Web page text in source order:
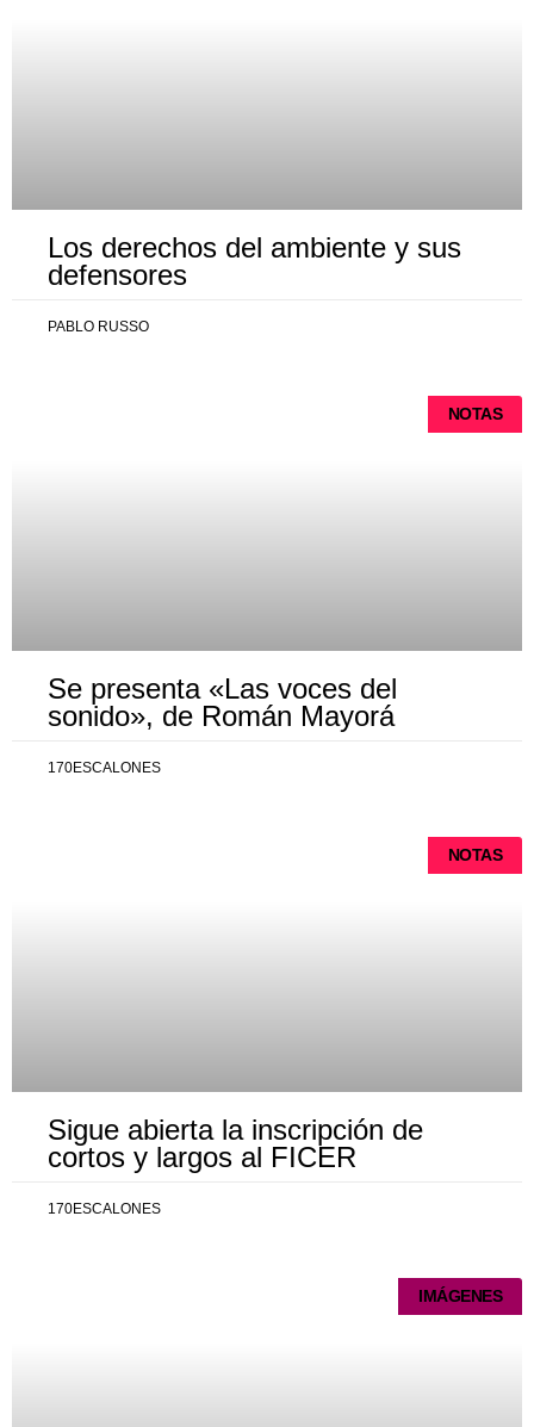
Los derechos del ambiente y sus
defensores
PABLO RUSSO
NOTAS
Se presenta «Las voces del
sonido», de Román Mayorá
170ESCALONES
NOTAS
Sigue abierta la inscripción de
cortos y largos al FICER
170ESCALONES
IMÁGENES